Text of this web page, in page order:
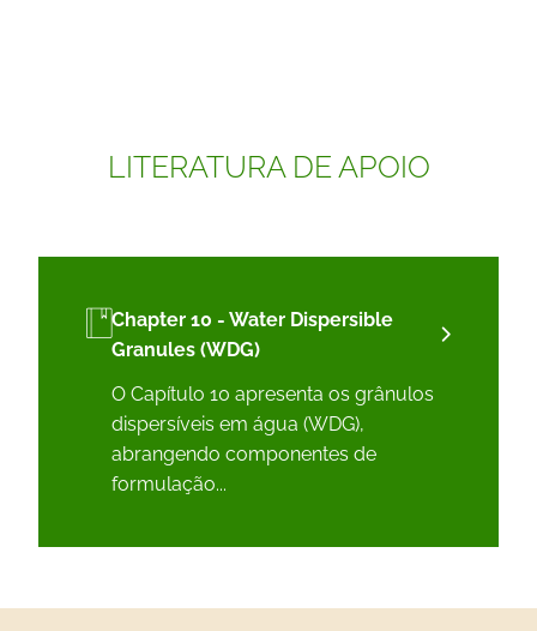
LITERATURA DE APOIO
Chapter 10 - Water Dispersible
Granules (WDG)
O Capítulo 10 apresenta os grânulos
dispersíveis em água (WDG),
abrangendo componentes de
formulação...